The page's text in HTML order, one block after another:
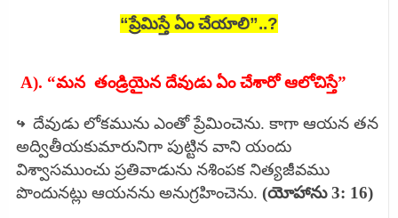
“ప్రేమిస్తే ఏం చేయాలి”..?
A). “మన తండ్రియైన దేవుడు ఏం చేశారో ఆలోచిస్తే”
↪దేవుడు లోకమును ఎంతో ప్రేమించెను. కాగా ఆయన తన
అద్వితీయకుమారునిగా పుట్టిన వాని యందు
విశ్వాసముంచు ప్రతివాడును నశింపక నిత్యజీవము
పొందునట్లు ఆయనను అనుగ్రహించెను. (యోహాను 3: 16)